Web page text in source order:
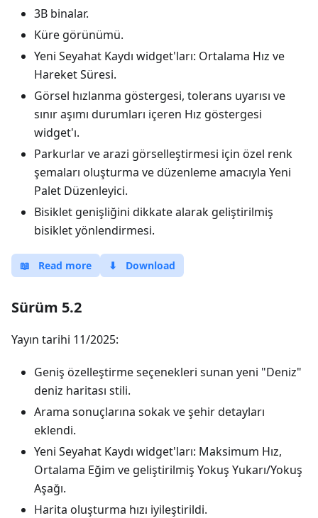
3B binalar.
Küre görünümü.
Yeni Seyahat Kaydı widget'ları: Ortalama Hız ve
Hareket Süresi.
Görsel hızlanma göstergesi, tolerans uyarısı ve
sınır aşımı durumları içeren Hız göstergesi
widget'ı.
Parkurlar ve arazi görselleştirmesi için özel renk
şemaları oluşturma ve düzenleme amacıyla Yeni
Palet Düzenleyici.
Bisiklet genişliğini dikkate alarak geliştirilmiş
bisiklet yönlendirmesi.
📖 Read more ⬇ Download
Sürüm 5.2
Yayın tarihi 11/2025:
Geniş özelleştirme seçenekleri sunan yeni "Deniz"
deniz haritası stili.
Arama sonuçlarına sokak ve şehir detayları
eklendi.
Yeni Seyahat Kaydı widget'ları: Maksimum Hız,
Ortalama Eğim ve geliştirilmiş Yokuş Yukarı/Yokuş
Aşağı.
Harita oluşturma hızı iyileştirildi.